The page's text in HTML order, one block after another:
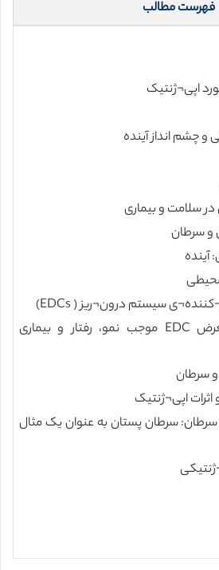
فهرست مطالب
3.1.1 قرار گرفتن در معرض EDC موجب نمو، رفتار و بیماری
سرطان پستان به عنوان یک مثال